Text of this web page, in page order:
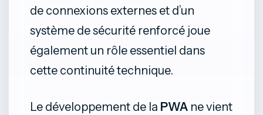
de connexions externes et d’un
système de sécurité renforcé joue
également un rôle essentiel dans
cette continuité technique.
Le développement de la PWA ne vient